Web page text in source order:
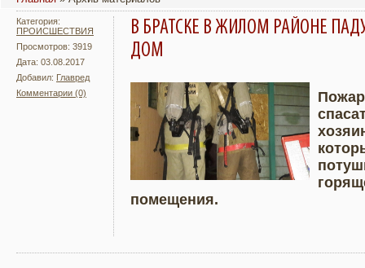
Категория:
ПРОИСШЕСТВИЯ
Просмотров: 3919
Дата: 03.08.2017
Добавил: Главред
Комментарии (0)
В БРАТСКЕ В ЖИЛОМ РАЙОНЕ
ДОМ
Подробнее
помещения.